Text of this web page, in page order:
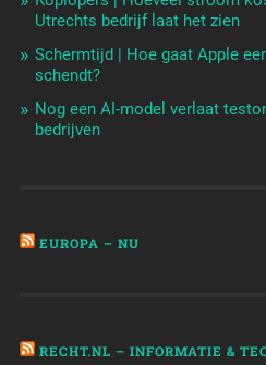
Utrechts bedrijf laat het zien
Schermtijd | Hoe gaat Apple
schendt?
Nog een AI-model verlaat
bedrijven
EUROPA – NU
RECHT.NL – INFORMATIE &